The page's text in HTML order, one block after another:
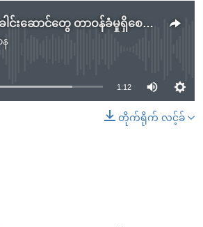
အာဏာသိမ်း စစ်ခေါင်းဆောင်တွေ တာဝန်ခံမှုရှိစေရေး တရုတ်သြဇာသုံးဖို့ ကန်တောင်းဆို
source currently available
1:12
တိုက်ရိုက် လင့်ခ်